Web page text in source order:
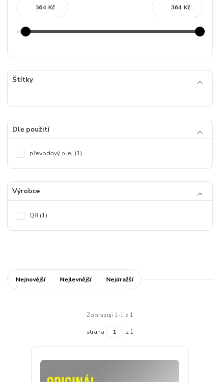
Kč Kč
Štítky
Dle použití
převodový olej (1)
Výrobce
Q8 (1)
Nejnovější Nejlevnější Nejdražší
Zobrazuji 1-1 z 1
strana z 1